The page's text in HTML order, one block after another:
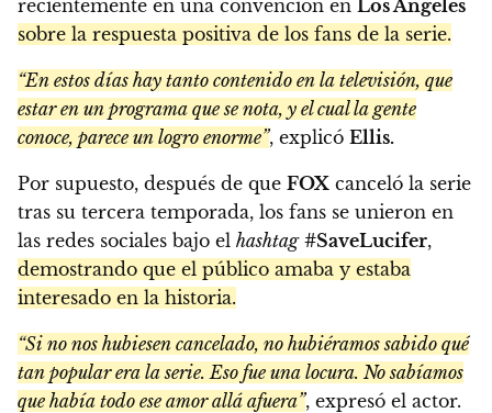
recientemente en una convención en Los Ángeles
sobre la respuesta positiva de los fans de la serie.
“En estos días hay tanto contenido en la televisión, que
estar en un programa que se nota, y el cual la gente
conoce, parece un logro enorme”, explicó Ellis.
Por supuesto, después de que FOX canceló la serie
tras su tercera temporada, los fans se unieron en
las redes sociales bajo el hashtag #SaveLucifer,
demostrando que el público amaba y estaba
interesado en la historia.
“Si no nos hubiesen cancelado, no hubiéramos sabido qué
tan popular era la serie. Eso fue una locura. No sabíamos
que había todo ese amor allá afuera”, expresó el actor.